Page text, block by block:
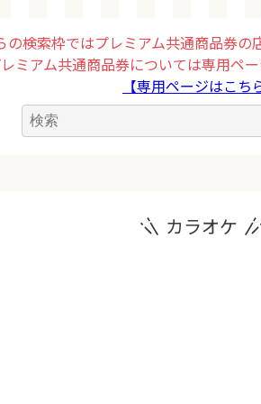
の検索枠ではプレミアム共通商品券の
ミアム共通商品券については専用ペ
【専用ページはこち
カラオケ